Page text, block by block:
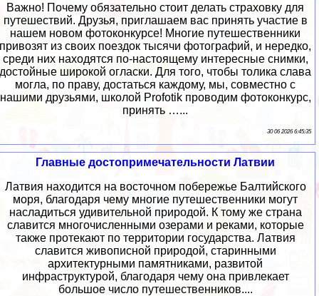
Важно! Почему обязательно стоит делать страховку для
путешествий. Друзья, приглашаем вас принять участие в
нашем новом фотоконкурсе! Многие путешественники
привозят из своих поездок тысячи фотографий, и нередко,
среди них находятся по-настоящему интересные снимки,
достойные широкой огласки. Для того, чтобы толика слава
могла, по праву, достаться каждому, мы, совместно с
нашими друзьями, школой Profotik проводим фотоконкурс,
принять …...
30 06 2026 6:45:35
Главные достопримечательности Латвии
Латвия находится на восточном побережье Балтийского
моря, благодаря чему многие путешественники могут
насладиться удивительной природой. К тому же страна
славится многочисленными озерами и реками, которые
также протекают по территории государства. Латвия
славится живописной природой, старинными
архитектурными памятниками, развитой
инфраструктурой, благодаря чему она привлекает
большое число путешественников....